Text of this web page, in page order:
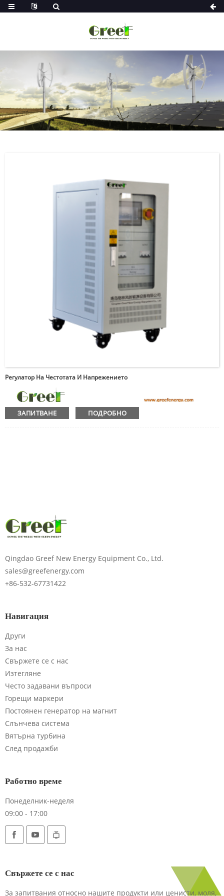
Регулатор На Честотата И Напрежението
ЗАПИТВАНЕ ПОДРОБНО
Qingdao Greef New Energy Equipment Co., Ltd.
sales@greefenergy.com
+86-532-67731422
Навигация
Други
За нас
Свържете се с нас
Изтегляне
Често задавани въпроси
Горещи маркери
Постоянен генератор на магнит
Слънчева система
Вятърна турбина
След продажби
Работно време
Понеделник-неделя
09:00 - 17:00
Свържете се с нас
За запитвания относно нашите продукти или ценисти, моля,